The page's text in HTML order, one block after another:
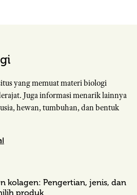
yang memuat materi biologi
Juga informasi menarik lainnya
hewan, tumbuhan, dan bentuk
kolagen: Pengertian, jenis, dan
produk